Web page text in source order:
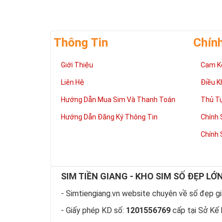
Những người
có đôi có
Phát triển
thuận lợi hơn
tiến hơn
hàng ngày
Sim tứ quý 2
hữu dòng sim
hiện “Đẳng
rồi?
Thông Tin
Giới Thiệu
Liên Hệ
Hướng Dẫn Mua Sim Và Thanh Toán
Hướng Dẫn Đăng Ký Thông Tin
Cam
Điều
Thủ
Chính
Chính
SIM TIỀN GIANG - KHO SIM SỐ ĐẸP
- Simtiengiang.vn website chuyên về số đẹp
- Giấy phép KD số: 1201556769 cấp tại Sở Kế